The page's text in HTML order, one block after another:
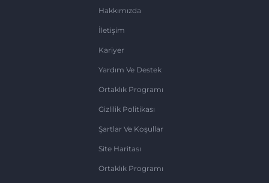
Hakkımızda
İletişim
Kariyer
Yardım Ve Destek
Ortaklık Programı
Gizlilik Politikası
Şartlar Ve Koşullar
Site Haritası
Ortaklık Programı